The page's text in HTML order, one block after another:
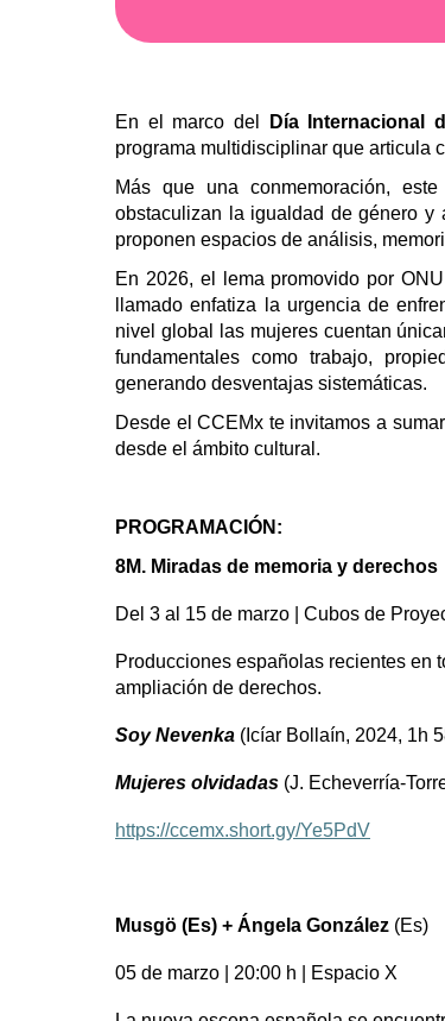
En el marco del Día Internacional
programa multidisciplinar que articula
Más que una conmemoración,
obstaculizan la igualdad de género y
proponen espacios de análisis,
En 2026, el lema promovido por
llamado enfatiza la urgencia de
nivel global las mujeres cuentan
fundamentales como trabajo,
generando desventajas sistemáticas.
Desde el CCEMx te invitamos a
desde el ámbito cultural.
PROGRAMACIÓN:
8M. Miradas de memoria y
Del 3 al 15 de marzo | Cubos de
Producciones españolas recientes en
ampliación de derechos.
Soy Nevenka (Icíar Bollaín, 2024, 1h
Mujeres olvidadas (J. Echeverría-
https://ccemx.short.gy/Ye5PdV
Musgö (Es) + Ángela González (Es)
05 de marzo | 20:00 h | Espacio X